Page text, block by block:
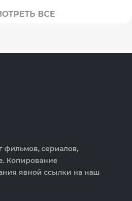
ВСЕ
фильмов, сериалов,
Копирование
явной ссылки на наш